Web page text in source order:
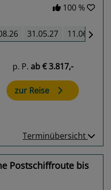
100 %
31.05.27 11.06.27
p. P. ab€ 3.817,-
zur Reise
Terminübersicht
Postschiffroute bis